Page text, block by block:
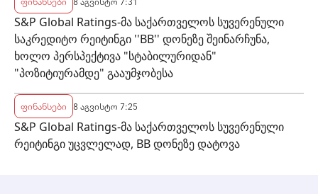
S&P Global Ratings-მა საქართველოს სუვერენული
საკრედიტო რეიტინგი ''BB'' დონეზე შეინარჩუნა,
ხოლო პერსპექტივა "სტაბილურიდან"
"პოზიტიურამდე" გააუმჯობესა
ფინანსები 8 აგვისტო 7:25
S&P Global Ratings-მა საქართველოს სუვერენული
რეიტინგი უცვლელად, BB დონეზე დატოვა